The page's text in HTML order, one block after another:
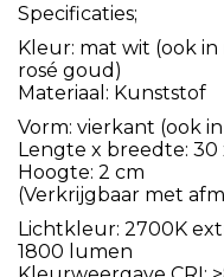
Specificaties;
Kleur: mat wit (ook
rosé goud)
Materiaal: Kunststof
Vorm: vierkant (ook
Lengte x breedte: 30
Hoogte: 2 cm
(Verkrijgbaar met
Lichtkleur: 2700K
1800 lumen